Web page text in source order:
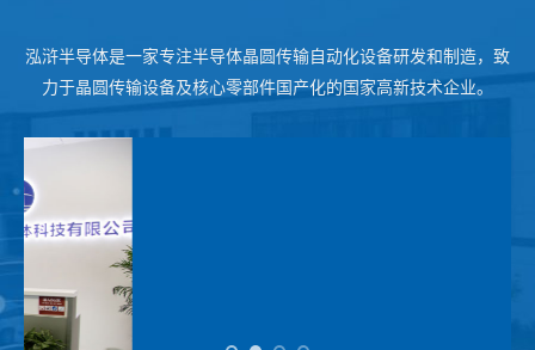
泓浒半导体是一家专注半导体晶圆传输自动化设备研发和制造，致
力于晶圆传输设备及核心零部件国产化的国家高新技术企业。